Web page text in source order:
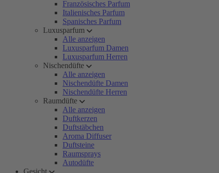
Französisches Parfum
Italienisches Parfum
Spanisches Parfum
Luxusparfum
Alle anzeigen
Luxusparfum Damen
Luxusparfum Herren
Nischendüfte
Alle anzeigen
Nischendüfte Damen
Nischendüfte Herren
Raumdüfte
Alle anzeigen
Duftkerzen
Duftstäbchen
Aroma Diffuser
Duftsteine
Raumsprays
Autodüfte
Gesicht